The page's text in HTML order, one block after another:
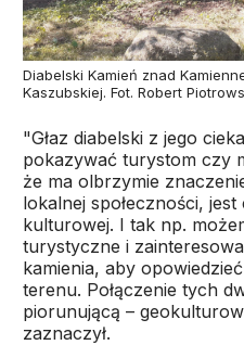
Diabelski Kamień znad
Kaszubskiej. Fot. Robert
"Głaz diabelski z jego
pokazywać turystom czy
że ma olbrzymie
lokalnej społeczności,
kulturowej. I tak np.
turystyczne i
kamienia, aby
terenu. Połączenie tych
piorunującą –
zaznaczył.